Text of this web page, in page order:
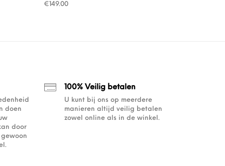
€149.00
doen
door
100% Veilig betalen
U kunt bij ons op meerdere
manieren altijd veilig betalen
zowel online als in de winkel.